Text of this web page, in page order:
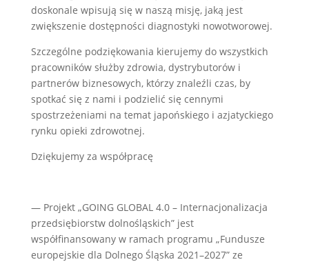
doskonale wpisują się w naszą misję, jaką jest
zwiększenie dostępności diagnostyki nowotworowej.
Szczególne podziękowania kierujemy do wszystkich
pracowników służby zdrowia, dystrybutorów i
partnerów biznesowych, którzy znaleźli czas, by
spotkać się z nami i podzielić się cennymi
spostrzeżeniami na temat japońskiego i azjatyckiego
rynku opieki zdrowotnej.
Dziękujemy za współpracę
— Projekt „GOING GLOBAL 4.0 – Internacjonalizacja
przedsiębiorstw dolnośląskich” jest
współfinansowany w ramach programu „Fundusze
europejskie dla Dolnego Śląska 2021–2027” ze